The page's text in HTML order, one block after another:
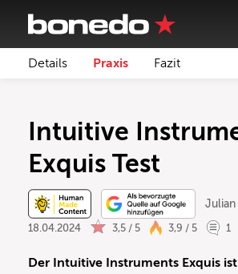
Details Praxis Fazit
Intuitive
Exquis Test
Julian
18.04.2024 3,5 / 5 3,9 / 5 1
Der Intuitive Instruments Exquis